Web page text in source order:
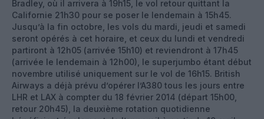
Bradley, où il arrivera à 19h15, le vol retour quittant la
Californie 21h30 pour se poser le lendemain à 15h45.
Jusqu’à la fin octobre, les vols du mardi, jeudi et samedi
seront opérés à cet horaire, et ceux du lundi et vendredi
partiront à 12h05 (arrivée 15h10) et reviendront à 17h45
(arrivée le lendemain à 12h00), le superjumbo étant début
novembre utilisé uniquement sur le vol de 16h15. British
Airways a déjà prévu d’opérer l’A380 tous les jours entre
LHR et LAX à compter du 18 février 2014 (départ 15h00,
retour 20h45), la deuxième rotation quotidienne